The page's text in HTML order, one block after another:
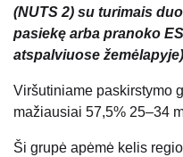
(NUTS 2) su turimais
pasiekę arba pranoko
atspalviuose
Viršutiniame paskirstymo
mažiausiai 57,5% 25–34
Ši grupė apėmė kelis